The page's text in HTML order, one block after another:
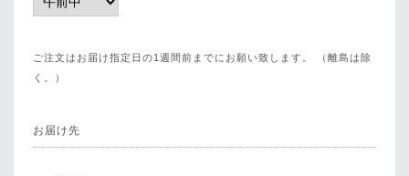
ご注文はお届け指定日の1週間前までにお願い致します。 （離島は除
く。）
お届け先